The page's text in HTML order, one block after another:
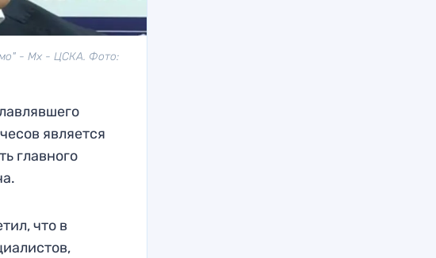
- Мх - ЦСКА. Фото:
является
главного
что в